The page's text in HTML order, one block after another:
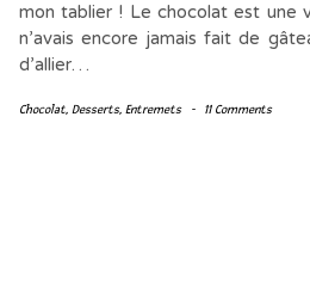
mon tablier ! Le chocolat est une
n’avais encore jamais fait de
d’allier…
Chocolat, Desserts, Entremets - 11 Comments